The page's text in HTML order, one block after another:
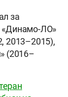
за
«Динамо-ЛО»
2013–2015),
(2016–